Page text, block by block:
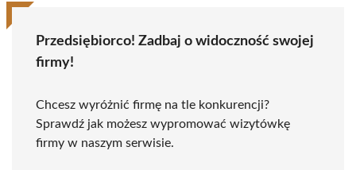
Przedsiębiorco! Zadbaj o widoczność swojej
firmy!
Chcesz wyróżnić firmę na tle konkurencji?
Sprawdź jak możesz wypromować wizytówkę
firmy w naszym serwisie.